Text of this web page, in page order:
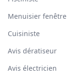
Menuisier fenêtre
Cuisiniste
Avis dératiseur
Avis électricien